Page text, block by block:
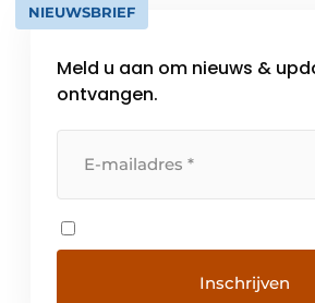
NIEUWSBRIEF
Meld u aan om nieuws &
ontvangen.